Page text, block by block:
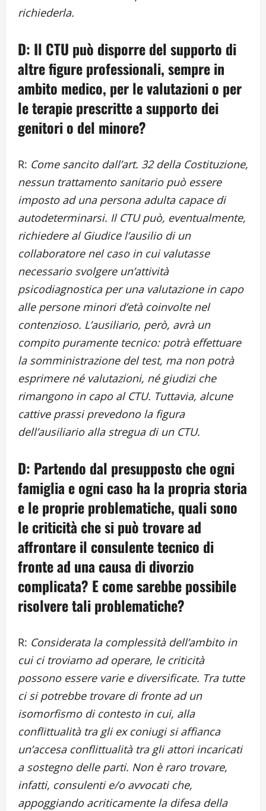
richiederla.
D: Il CTU può disporre del supporto di
altre figure professionali, sempre in
ambito medico, per le valutazioni o per
le terapie prescritte a supporto dei
genitori o del minore?
R: Come sancito dall’art. 32 della Costituzione,
nessun trattamento sanitario può essere
imposto ad una persona adulta capace di
autodeterminarsi. Il CTU può, eventualmente,
richiedere al Giudice l’ausilio di un
collaboratore nel caso in cui valutasse
necessario svolgere un’attività
psicodiagnostica per una valutazione in capo
alle persone minori d’età coinvolte nel
contenzioso. L’ausiliario, però, avrà un
compito puramente tecnico: potrà effettuare
la somministrazione del test, ma non potrà
esprimere né valutazioni, né giudizi che
rimangono in capo al CTU. Tuttavia, alcune
cattive prassi prevedono la figura
dell’ausiliario alla stregua di un CTU.
D: Partendo dal presupposto che ogni
famiglia e ogni caso ha la propria storia
e le proprie problematiche, quali sono
le criticità che si può trovare ad
affrontare il consulente tecnico di
fronte ad una causa di divorzio
complicata? E come sarebbe possibile
risolvere tali problematiche?
R: Considerata la complessità dell’ambito in
cui ci troviamo ad operare, le criticità
possono essere varie e diversificate. Tra tutte
ci si potrebbe trovare di fronte ad un
isomorfismo di contesto in cui, alla
conflittualità tra gli ex coniugi si affianca
un’accesa conflittualità tra gli attori incaricati
a sostegno delle parti. Non è raro trovare,
infatti, consulenti e/o avvocati che,
appoggiando acriticamente la difesa della